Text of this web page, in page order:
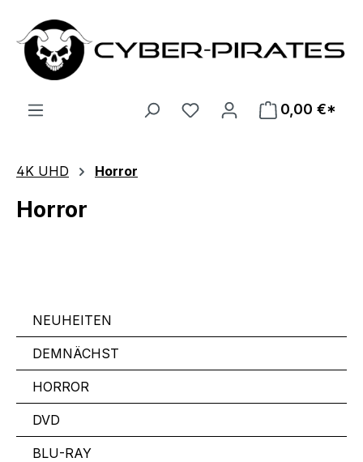
Zum Hauptinhalt springen
0,00 €*
4K UHD Horror
Horror
NEUHEITEN
DEMNÄCHST
HORROR
DVD
BLU-RAY